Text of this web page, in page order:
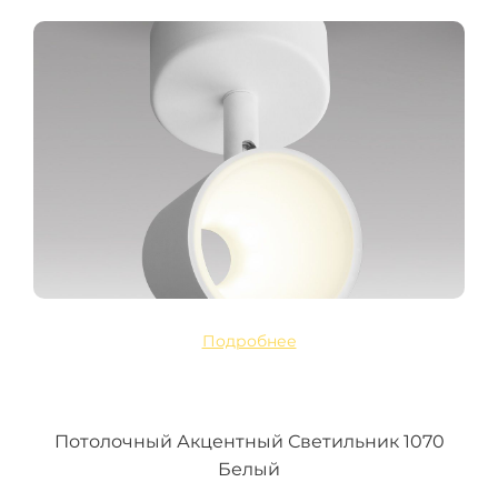
Подробнее
Потолочный Акцентный Светильник 1070
Белый